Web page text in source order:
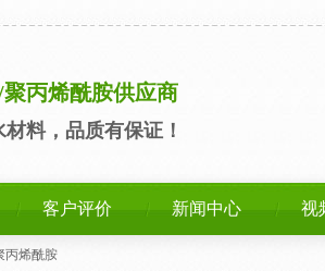
丙烯酰胺供应商
料，品质有保证！
客户评价 新闻中心 视
丙烯酰胺